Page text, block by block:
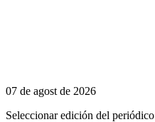
07 de agost de 2026
Seleccionar edición del periódico